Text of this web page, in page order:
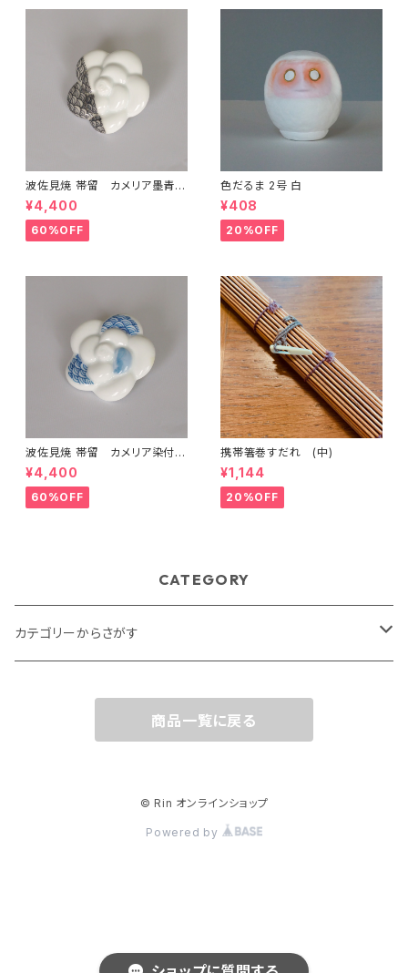
波佐見焼 帯留 カメリア墨青海
波(半)
¥4,400
60%OFF
色だるま 2号 白
¥408
20%OFF
波佐見焼 帯留 カメリア染付青
海波(濃)
¥4,400
60%OFF
携帯箸巻すだれ (中)
¥1,144
20%OFF
CATEGORY
カテゴリーからさがす
ステーショナリー
商品一覧に戻る
© Rin オンラインショップ
Powered by